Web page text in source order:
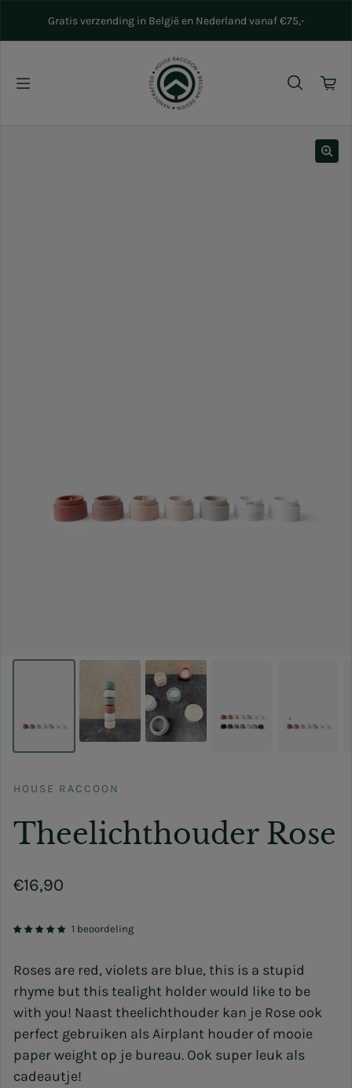
Gratis verzending in België en Nederland vanaf €75,-
HOUSE RACCOON
Theelichthouder Rose
Normale prijs
€16,90
1 beoordeling
Roses are red, violets are blue, this is a stupid
rhyme but this tealight holder would like to be
with you! Naast theelichthouder kan je Rose ook
perfect gebruiken als Airplant houder of mooie
paper weight op je bureau. Ook super leuk als
cadeautje!